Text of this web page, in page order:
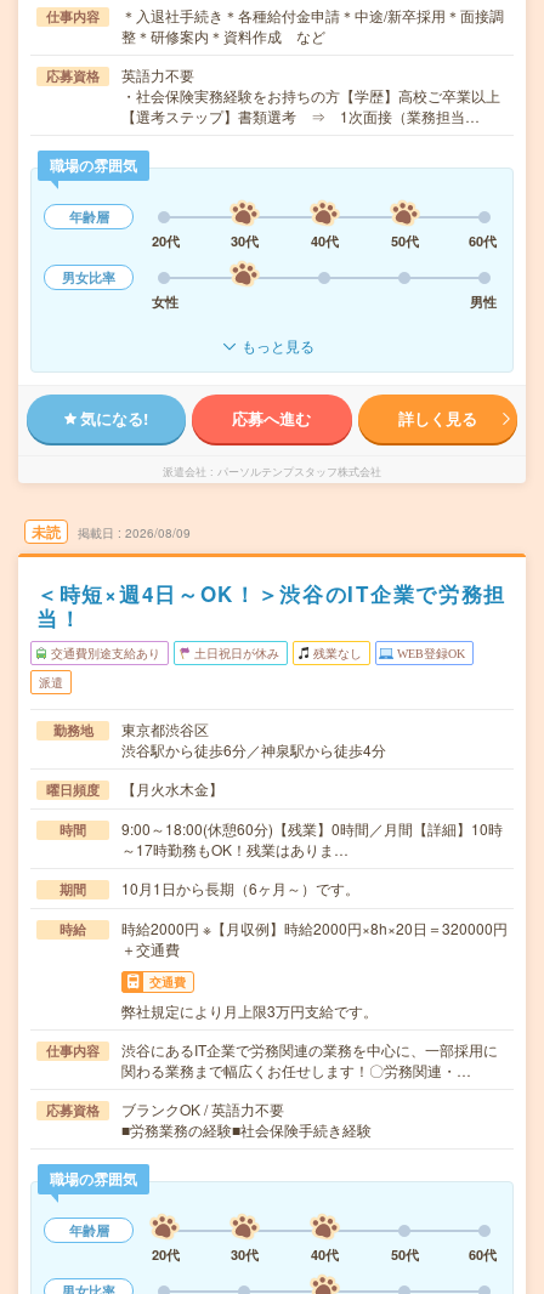
仕事内容
＊入退社手続き＊各種給付金申請＊中途/新卒採用＊面接調
整＊研修案内＊資料作成 など
応募資格
英語力不要
・社会保険実務経験をお持ちの方【学歴】高校ご卒業以上
【選考ステップ】書類選考 ⇒ 1次面接（業務担当…
職場の雰囲気
年齢層
20代
30代 40代 50代
60代
男女比率
女性
男性
もっと見る
気になる! 応募へ進む 詳しく見る
派遣会社 パーソルテンプスタッフ株式会社
未読 掲載日 2026/08/09
＜時短×週4日～OK！＞渋谷のIT企業で労務担
当！
交通費別途支給あり 土日祝日が休み 残業なし WEB登録OK
派遣
勤務地
東京都渋谷区
渋谷駅から徒歩6分／神泉駅から徒歩4分
曜日頻度 【月火水木金】
時間
9:00～18:00(休憩60分)【残業】0時間／月間【詳細】10時
～17時勤務もOK！残業はありま…
期間 10月1日から長期（6ヶ月～）です。
時給
時給2000円 ※【月収例】時給2000円×8h×20日＝320000円
＋交通費
交通費
弊社規定により月上限3万円支給です。
仕事内容
渋谷にあるIT企業で労務関連の業務を中心に、一部採用に
関わる業務まで幅広くお任せします！〇労務関連・…
応募資格
ブランクOK / 英語力不要
■労務業務の経験■社会保険手続き経験
職場の雰囲気
年齢層
20代
30代 40代 50代
60代